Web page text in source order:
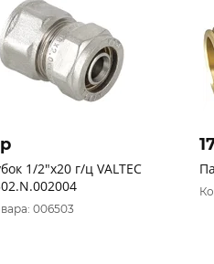
1/2"х20 г/ц VALTEC
006503